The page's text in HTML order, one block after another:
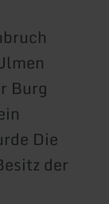
Burg
Die
der